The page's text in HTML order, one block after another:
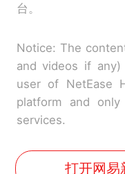
台。
Notice: The
and videos if
user of NetEase
platform and only
services.
打开网易